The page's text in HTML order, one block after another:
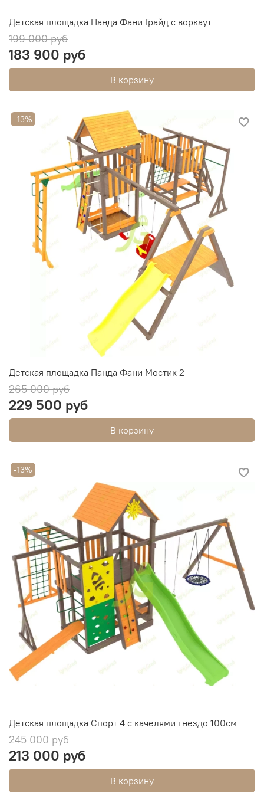
Детская площадка Панда Фани Грайд с воркаут
199 000 руб
183 900 руб
В корзину
-13%
Детская площадка Панда Фани Мостик 2
265 000 руб
229 500 руб
В корзину
-13%
Детская площадка Спорт 4 с качелями гнездо 100см
245 000 руб
213 000 руб
В корзину